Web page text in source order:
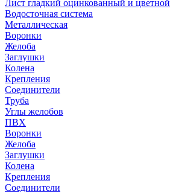
Лист гладкий оцинкованный и цветной
Водосточная система
Металлическая
Воронки
Желоба
Заглушки
Колена
Крепления
Соединители
Труба
Углы желобов
ПВХ
Воронки
Желоба
Заглушки
Колена
Крепления
Соединители